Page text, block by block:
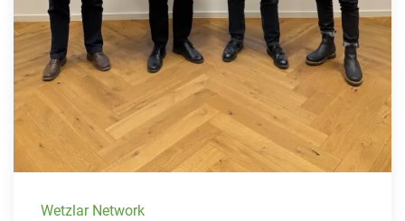
Wetzlar Network